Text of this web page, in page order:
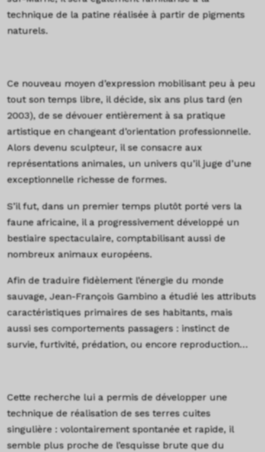
technique de la patine réalisée à partir de pigments
naturels.
Ce nouveau moyen d’expression mobilisant peu à peu
tout son temps libre, il décide, six ans plus tard (en
2003), de se dévouer entièrement à sa pratique
artistique en changeant d’orientation professionnelle.
Alors devenu sculpteur, il se consacre aux
représentations animales, un univers qu’il juge d’une
exceptionnelle richesse de formes.
S’il fut, dans un premier temps plutôt porté vers la
faune africaine, il a progressivement développé un
bestiaire spectaculaire, comptabilisant aussi de
nombreux animaux européens.
Afin de traduire fidèlement l’énergie du monde
sauvage, Jean-François Gambino a étudié les attributs
caractéristiques primaires de ses habitants, mais
aussi ses comportements passagers : instinct de
survie, furtivité, prédation, ou encore reproduction…
Cette recherche lui a permis de développer une
technique de réalisation de ses terres cuites
singulière : volontairement spontanée et rapide, il
semble plus proche de l’esquisse brute que du